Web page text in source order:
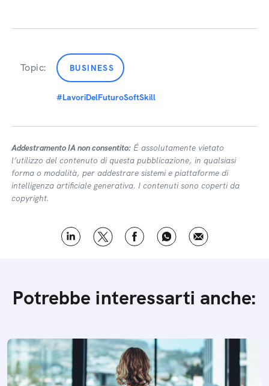
Topic: BUSINESS
#LavoriDelFuturoSoftSkill
Addestramento IA non consentito: É assolutamente vietato
l’utilizzo del contenuto di questa pubblicazione, in qualsiasi
forma o modalità, per addestrare sistemi e piattaforme di
intelligenza artificiale generativa. I contenuti sono coperti da
copyright.
Potrebbe interessarti anche: